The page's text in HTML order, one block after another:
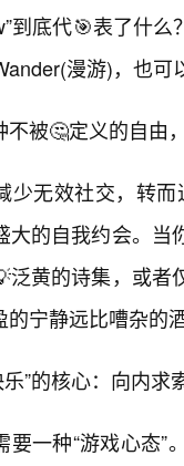
到底代🎯表了什
漫游)，也
不被🤔定义的自由
少无效社交，转
大的自我约会。
泛黄的诗集，或
宁静远比嘈杂的
”的核心：向内求
要一种“游戏心态